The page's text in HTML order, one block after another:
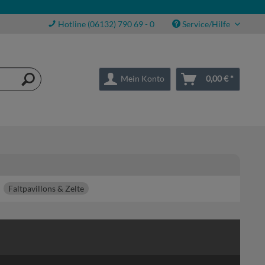
Hotline (06132) 790 69 - 0 Service/Hilfe
Mein Konto 0,00 € *
Faltpavillons & Zelte